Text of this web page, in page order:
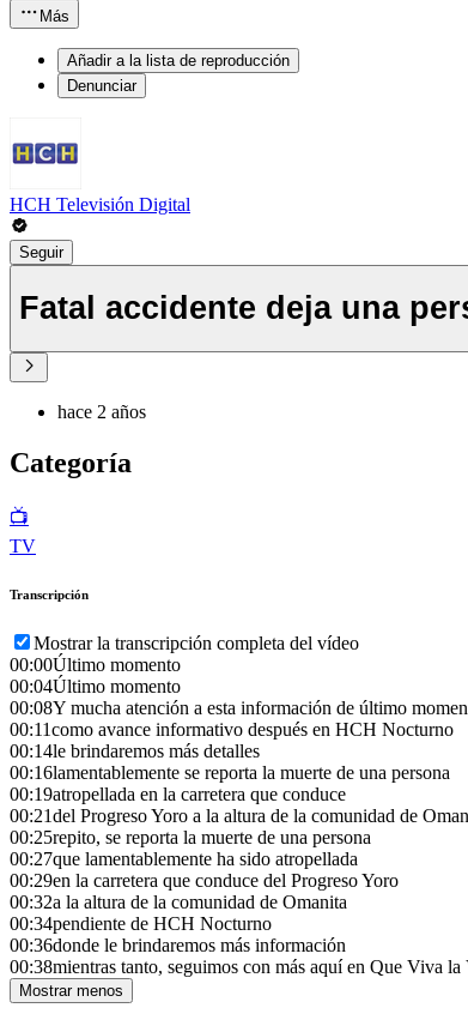
Más
Añadir a la lista de reproducción
Denunciar
HCH Televisión Digital
Seguir
Fatal accidente deja una
hace 2 años
Categoría
📺
TV
Transcripción
Mostrar la transcripción completa del vídeo
00:00Último momento
00:04Último momento
00:08Y mucha atención a esta información de último
00:11como avance informativo después en HCH Nocturno
00:14le brindaremos más detalles
00:16lamentablemente se reporta la muerte de una persona
00:19atropellada en la carretera que conduce
00:21del Progreso Yoro a la altura de la comunidad de
00:25repito, se reporta la muerte de una persona
00:27que lamentablemente ha sido atropellada
00:29en la carretera que conduce del Progreso Yoro
00:32a la altura de la comunidad de Omanita
00:34pendiente de HCH Nocturno
00:36donde le brindaremos más información
00:38mientras tanto, seguimos con más aquí en Que Viva la
Mostrar menos